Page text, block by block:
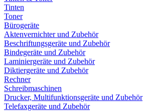
Tinten
Toner
Bürogeräte
Aktenvernichter und Zubehör
Beschriftungsgeräte und Zubehör
Bindegeräte und Zubehör
Laminiergeräte und Zubehör
Diktiergeräte und Zubehör
Rechner
Schreibmaschinen
Drucker, Multifunktionsgeräte und Zubehör
Telefaxgeräte und Zubehör